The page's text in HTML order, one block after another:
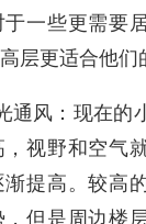
一些更需要
层更适合他们
通风：现在的
视野和空气
提高。较高
但是周边楼